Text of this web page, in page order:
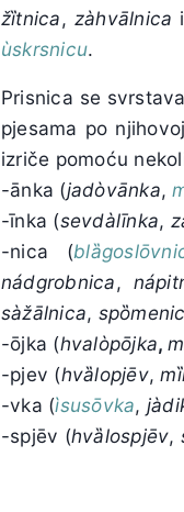
žȉtnica, zàhvālnica
ùskrsnicu.
Prisnica se
pjesama po
izriče pomoću
-ānka (jadòvānka,
-īnka (sevdàlīnka,
-nica (
nádgrobnica, ná
sàžālnica,
-ōjka (hvalòpōjka,
-pjev (hvȁlopjēv,
-vka (ìsusōvka,
-spjēv (hvȁlospjēv,